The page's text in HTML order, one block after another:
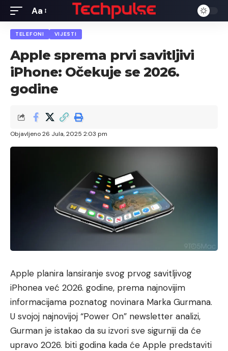
Font
Resizer
Aa
TELEFONI VIJESTI
Apple sprema prvi savitljivi
iPhone: Očekuje se 2026.
godine
Objavljeno 26 Jula, 2025 2:03 pm
Apple planira lansiranje svog prvog savitljivog
iPhonea već 2026. godine, prema najnovijim
informacijama poznatog novinara Marka Gurmana.
U svojoj najnovijoj “Power On” newsletter analizi,
Gurman je istakao da su izvori sve sigurniji da će
upravo 2026. biti godina kada će Apple predstaviti